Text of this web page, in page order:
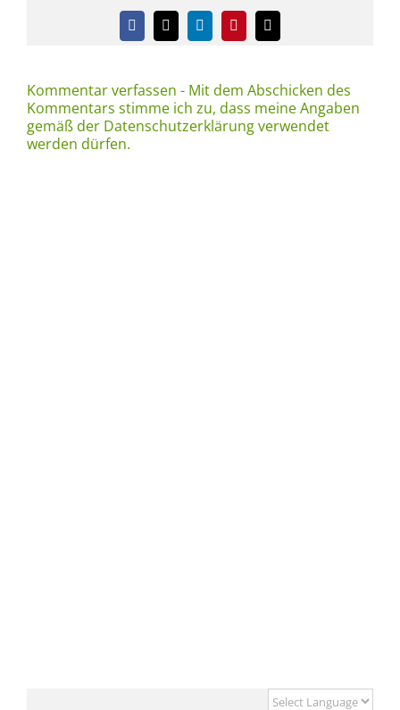
Facebook
X LinkedInPinterest
E-
Mail
Kommentar verfassen - Mit dem Abschicken des
Kommentars stimme ich zu, dass meine Angaben
gemäß der Datenschutzerklärung verwendet
werden dürfen.